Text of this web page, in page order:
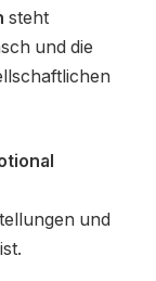
steht
und die
und